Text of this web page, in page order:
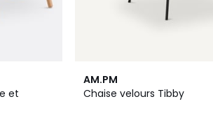
et
AM.PM
Chaise velours Tibby
4,5
/ 5